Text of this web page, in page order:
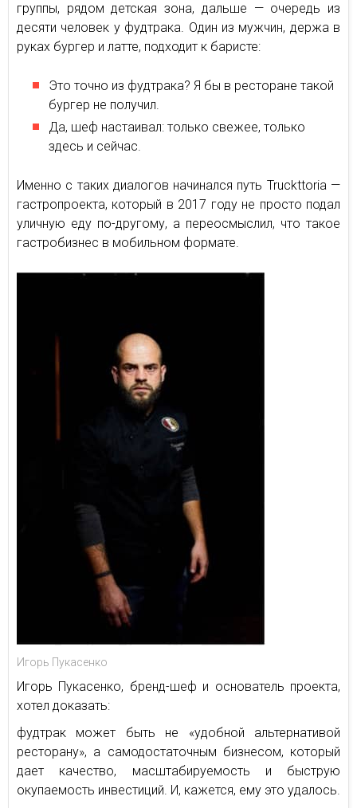
группы, рядом детская зона, дальше — очередь из
десяти человек у фудтрака. Один из мужчин, держа в
руках бургер и латте, подходит к баристе:
Это точно из фудтрака? Я бы в ресторане такой
бургер не получил.
Да, шеф настаивал: только свежее, только
здесь и сейчас.
Именно с таких диалогов начинался путь Truckttoria —
гастропроекта, который в 2017 году не просто подал
уличную еду по-другому, а переосмыслил, что такое
гастробизнес в мобильном формате.
Игорь Пукасенко
Игорь Пукасенко, бренд-шеф и основатель проекта,
хотел доказать:
фудтрак может быть не «удобной альтернативой
ресторану», а самодостаточным бизнесом, который
дает качество, масштабируемость и быструю
окупаемость инвестиций. И, кажется, ему это удалось.